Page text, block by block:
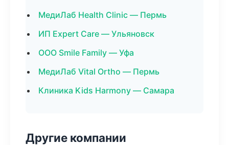
МедиЛаб Health Clinic — Пермь
ИП Expert Care — Ульяновск
ООО Smile Family — Уфа
МедиЛаб Vital Ortho — Пермь
Клиника Kids Harmony — Самара
Другие компании